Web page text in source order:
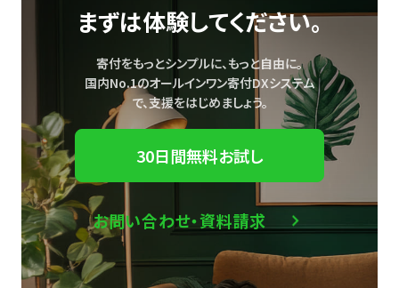
まずは体験してください。
寄付をもっとシンプルに、もっと自由に。
国内No.1のオールインワン寄付DXシステム
で、支援をはじめましょう。
30日間無料お試し
お問い合わせ・資料請求